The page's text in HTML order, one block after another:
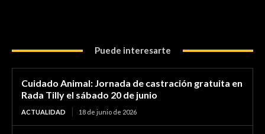
Puede interesarte
Cuidado Animal: Jornada de castración gratuita en
Rada Tilly el sábado 20 de junio
ACTUALIDAD 18 de junio de 2026